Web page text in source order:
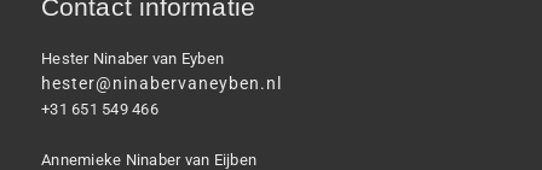
Contact informatie
Hester Ninaber van Eyben
hester@ninabervaneyben.nl
+31 651 549 466
Annemieke Ninaber van Eijben